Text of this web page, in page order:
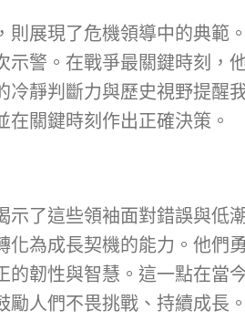
則展現了危機領導中的典範
示警。在戰爭最關鍵時刻，
冷靜判斷力與歷史視野提醒
關鍵時刻作出正確決策。
示了這些領袖面對錯誤與低
化為成長契機的能力。他們
的韌性與智慧。這一點在當
人們不畏挑戰、持續成長。